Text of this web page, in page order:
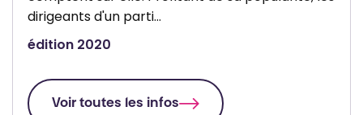
r
i
dirigeants d'un parti…
édition 2020
Voir toutes les infos